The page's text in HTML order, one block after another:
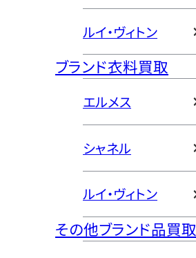
ルイ・ヴィトン
ブランド衣料買取
エルメス
シャネル
ルイ・ヴィトン
その他ブランド品買取